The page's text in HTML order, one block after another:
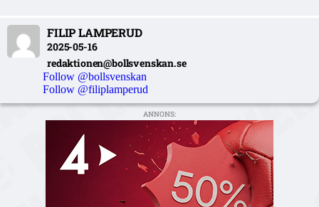
FILIP LAMPERUD
2025-05-16
redaktionen@bollsvenskan.se
Follow @bollsvenskan
Follow @filiplamperud
ANNONS: